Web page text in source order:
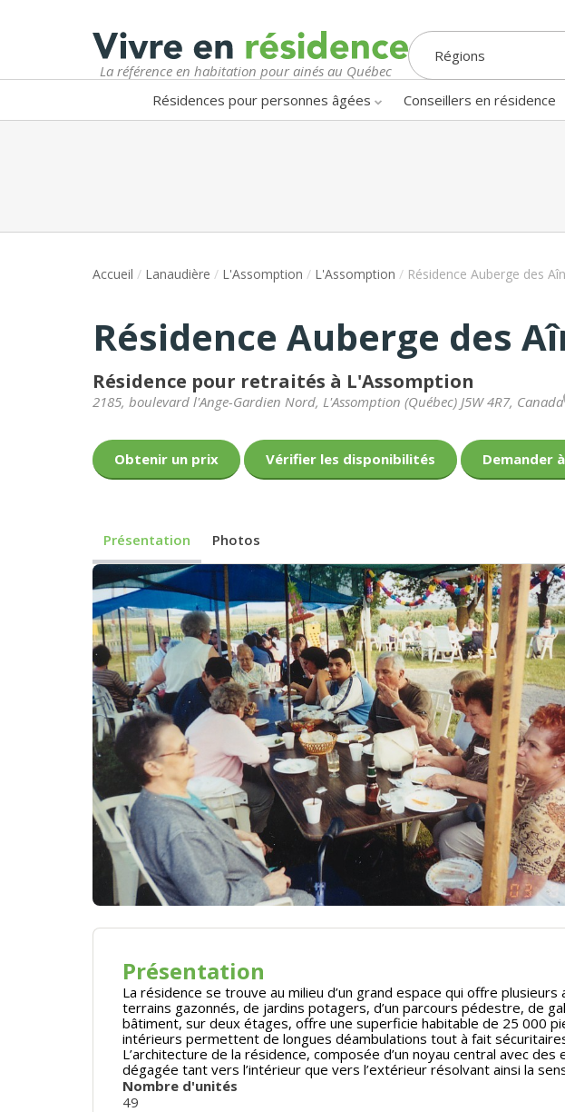
La référence en habitation pour ainés au Québec
Régions
Résidences pour personnes âgées Conseillers en résidence
Accueil / Lanaudière / L'Assomption / L'Assomption / Résidence Auberge des
Résidence Auberge des
Résidence pour retraités à L'Assomption
2185, boulevard l'Ange-Gardien Nord, L'Assomption (Québec) J5W 4R7, Canada
Obtenir un prix Vérifier les disponibilités Demander
Présentation Photos
Présentation
La résidence se trouve au milieu d’un grand espace qui offre
terrains gazonnés, de jardins potagers, d’un parcours pédestre, de
bâtiment, sur deux étages, offre une superficie habitable de 25 000
intérieurs permettent de longues déambulations tout à fait
L’architecture de la résidence, composée d’un noyau central avec
dégagée tant vers l’intérieur que vers l’extérieur résolvant ainsi la
Nombre d'unités
49